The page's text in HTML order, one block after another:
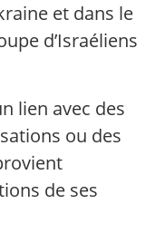
et dans le
d’Israéliens
lien avec des
ou des
de ses